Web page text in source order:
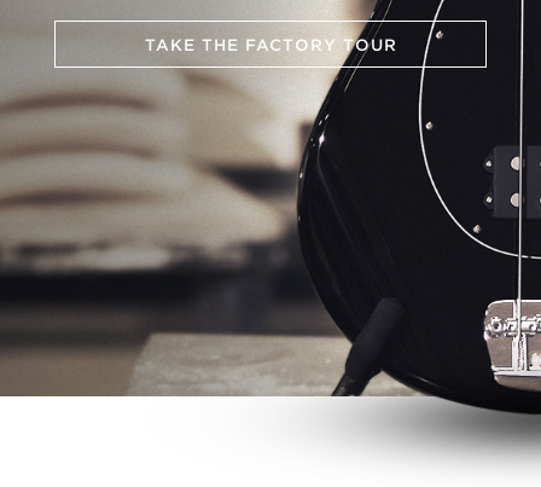
TAKE THE FACTORY TOUR